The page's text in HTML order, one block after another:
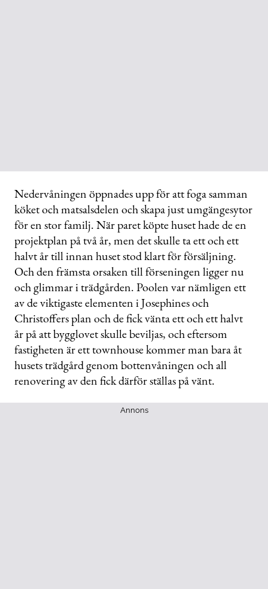
Nedervåningen öppnades upp för att foga samman
köket och matsalsdelen och skapa just umgängesytor
för en stor familj. När paret köpte huset hade de en
projektplan på två år, men det skulle ta ett och ett
halvt år till innan huset stod klart för försäljning.
Och den främsta orsaken till förseningen ligger nu
och glimmar i trädgården. Poolen var nämligen ett
av de viktigaste elementen i Josephines och
Christoffers plan och de fick vänta ett och ett halvt
år på att bygglovet skulle beviljas, och eftersom
fastigheten är ett townhouse kommer man bara åt
husets trädgård genom bottenvåningen och all
renovering av den fick därför ställas på vänt.
Annons